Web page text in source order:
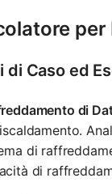
per
di Caso ed
di
di
di